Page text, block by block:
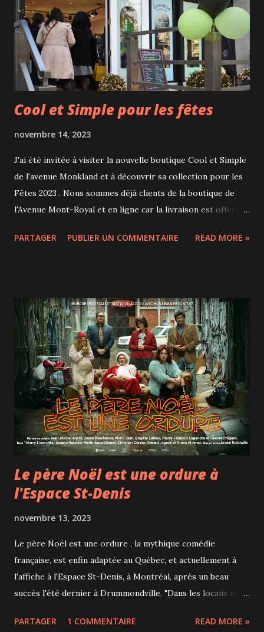
puise ses thèmes dans ses frustrations, son anxiété et tout
ce qui l'agace. Lui qui est auteur pour d'autres humoristes
comme Billy Tellier ou Rachid Badouri a su s'entourer
d'auteurs à son tour pour livrer i...
Cool et Simple pour les fêtes
novembre 14, 2023
J'ai été invitée à visiter la nouvelle boutique Cool et Simple
de l'avenue Monkland et à découvrir sa collection pour les
Fêtes 2023 . Nous sommes déjà clients de la boutique de
l'Avenue Mont-Royal et en ligne car la livraison est offerte
peu de place dans le congélateur avant car les tentations
vous serez vous aussi heureux de retrouver des produits
surgelés qu'on ne retrouve pas ou difficilement ailleurs.
Escargots au beurre persillé, blinis, coquilles ou
cassolettes aux fruits de mer, pommes Dauphine, feuilletés
au Boursin, gratin dauphinois, galette des rois, tarte aux
poires amandine... Il y a une belle sélection de produits qui
provient de l'entreprise française Maison Thiriet .
D'autres produits ont été créés à partir d'in...
PARTAGER PUBLIER UN COMMENTAIRE READ MORE »
Le père Noël est une ordure à
l'Espace St-Denis
novembre 13, 2023
Le père Noël est une ordure , la mythique comédie
française, est enfin adaptée au Québec, et actuellement à
l'affiche à l'Espace St-Denis, à Montréal, après un beau
succès l'été dernier à Drummondville. "Dans les locaux de
que Pierre et Thérèse, les deux bénévoles en poste,
PARTAGER 1 COMMENTAIRE READ MORE »